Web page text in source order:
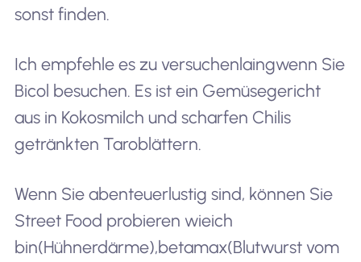
sonst finden.
Ich empfehle es zu versuchenlaingwenn Sie
Bicol besuchen. Es ist ein Gemüsegericht
aus in Kokosmilch und scharfen Chilis
getränkten Taroblättern.
Wenn Sie abenteuerlustig sind, können Sie
Street Food probieren wieich
bin(Hühnerdärme),betamax(Blutwurst vom